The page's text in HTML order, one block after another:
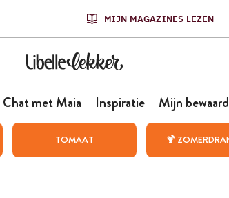
MIJN MAGAZINES LEZEN
Chat met Maia Inspiratie Mijn
TOMAAT 🍹